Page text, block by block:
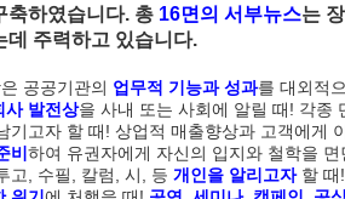
축하였습니다. 총 16면의 서부뉴스는
데 주력하고 있습니다.
공공기관의 업무적 기능과 성과를 대외적
사 발전상을 사내 또는 사회에 알릴 때! 각종
기고자 할 때! 상업적 매출향상과 고객에게
비 하여 유권자에게 자신의 입지와 철학을
고, 수필, 칼럼, 시, 등 개인을 알리고자할 때!
2020년6월21일, 부분 '일식'이 시작
됐다.
벚꽃 흩날리는 안산시...'올해는 사진